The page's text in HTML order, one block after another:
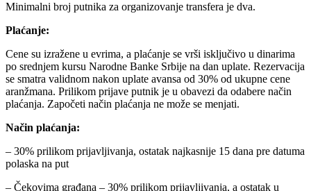
Minimalni broj putnika za organizovanje transfera je dva.
Plaćanje:
Cene su izražene u evrima, a plaćanje se vrši isključivo u dinarima
po srednjem kursu Narodne Banke Srbije na dan uplate. Rezervacija
se smatra validnom nakon uplate avansa od 30% od ukupne cene
aranžmana. Prilikom prijave putnik je u obavezi da odabere način
plaćanja. Započeti način plaćanja ne može se menjati.
Način plaćanja:
– 30% prilikom prijavljivanja, ostatak najkasnije 15 dana pre datuma
polaska na put
– Čekovima građana – 30% prilikom prijavljivanja, a ostatak u